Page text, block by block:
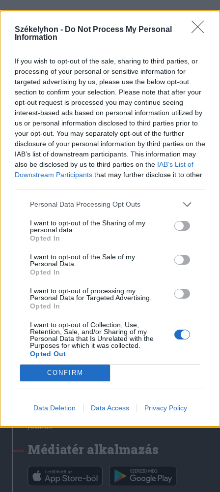
Székelyhon - Do Not Process My Personal
Information
If you wish to opt-out of the sale, sharing to third parties, or
processing of your personal or sensitive information for
targeted advertising by us, please use the below opt-out
section to confirm your selection. Please note that after your
opt-out request is processed you may continue seeing
interest-based ads based on personal information utilized by
us or personal information disclosed to third parties prior to
your opt-out. You may separately opt-out of the further
disclosure of your personal information by third parties on the
IAB’s list of downstream participants. This information may
also be disclosed by us to third parties on the IAB’s List of
Downstream Participants that may further disclose it to other
Personal Data Processing Opt Outs
I want to opt-out of the Sharing of my
personal data.
Opted In
I want to opt-out of the Sale of my
Personal Data.
Opted In
I want to opt-out of processing my
Personal Data for Targeted Advertising.
Opted In
I want to opt-out of Collection, Use,
Retention, Sale, and/or Sharing of my
Personal Data that Is Unrelated with the
Purposes for which it was collected.
Opted Out
CONFIRM
Data Deletion Data Access Privacy Policy
Hasznos
Impresszum
Szerzői jogok
Adatvédelmi tájékoztató
Cookie-kezelési tájékoztató
Hozzászólási szabályzat
Nyomtatott lapjaink archívuma
Székely Hírmondó archívuma
Sütibeállítások
Médiatér
Liget
Krónika
Bihari Napló
Erdélyi Napló
Főtér
Rádió GaGa
Jóállás
Médiatér alkalmazás